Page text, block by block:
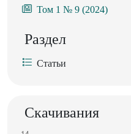
Том 1 № 9 (2024)
Раздел
Статьи
Скачивания